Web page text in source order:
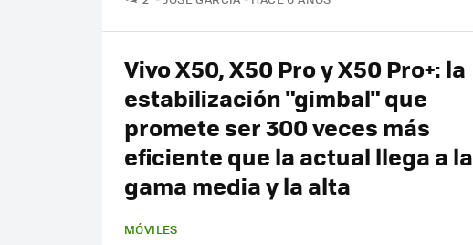
Vivo X50, X50 Pro y X50 Pro+: la
estabilización "gimbal" que
promete ser 300 veces más
eficiente que la actual llega a la
gama media y la alta
MÓVILES